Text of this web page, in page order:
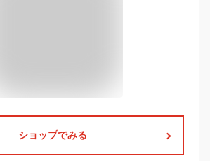
ショップでみる